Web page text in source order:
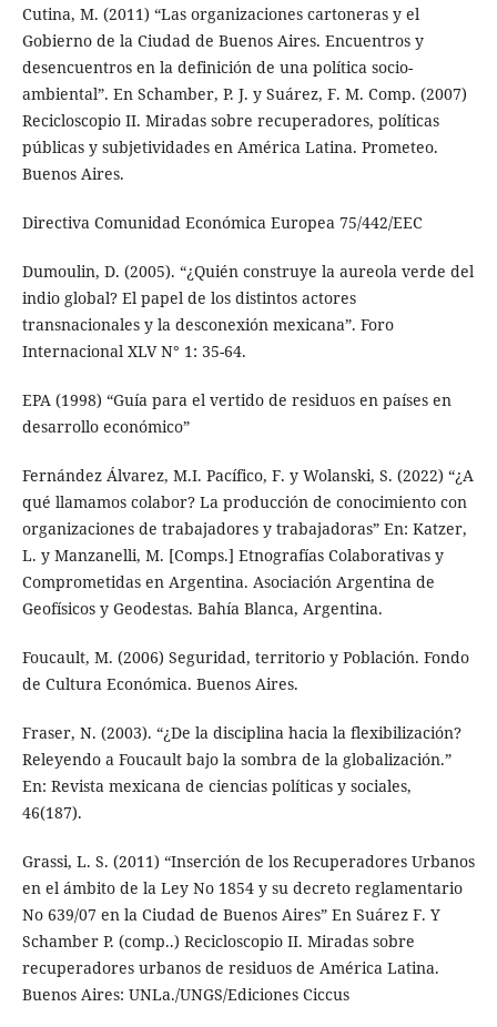
Cutina, M. (2011) “Las organizaciones cartoneras y el
Gobierno de la Ciudad de Buenos Aires. Encuentros y
desencuentros en la definición de una política socio-
ambiental”. En Schamber, P. J. y Suárez, F. M. Comp. (2007)
Recicloscopio II. Miradas sobre recuperadores, políticas
públicas y subjetividades en América Latina. Prometeo.
Buenos Aires.
Directiva Comunidad Económica Europea 75/442/EEC
Dumoulin, D. (2005). “¿Quién construye la aureola verde del
indio global? El papel de los distintos actores
transnacionales y la desconexión mexicana”. Foro
Internacional XLV N° 1: 35-64.
EPA (1998) “Guía para el vertido de residuos en países en
desarrollo económico”
Fernández Álvarez, M.I. Pacífico, F. y Wolanski, S. (2022) “¿A
qué llamamos colabor? La producción de conocimiento con
organizaciones de trabajadores y trabajadoras” En: Katzer,
L. y Manzanelli, M. [Comps.] Etnografías Colaborativas y
Comprometidas en Argentina. Asociación Argentina de
Geofísicos y Geodestas. Bahía Blanca, Argentina.
Foucault, M. (2006) Seguridad, territorio y Población. Fondo
de Cultura Económica. Buenos Aires.
Fraser, N. (2003). “¿De la disciplina hacia la flexibilización?
Releyendo a Foucault bajo la sombra de la globalización.”
En: Revista mexicana de ciencias políticas y sociales,
46(187).
Grassi, L. S. (2011) “Inserción de los Recuperadores Urbanos
en el ámbito de la Ley No 1854 y su decreto reglamentario
No 639/07 en la Ciudad de Buenos Aires” En Suárez F. Y
Schamber P. (comp..) Recicloscopio II. Miradas sobre
recuperadores urbanos de residuos de América Latina.
Buenos Aires: UNLa./UNGS/Ediciones Ciccus